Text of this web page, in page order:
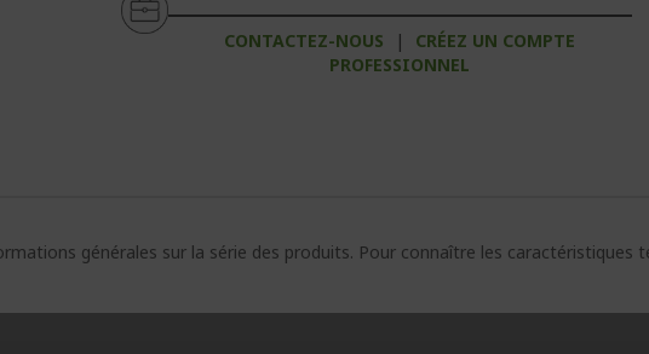
CONTACTEZ-NOUS |
CRÉEZ UN COMPTE
PROFESSIONNEL
générales sur la série des produits. Pour connaître les caractéristiques